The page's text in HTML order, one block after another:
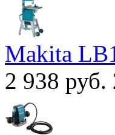
Makita
2 938 руб.